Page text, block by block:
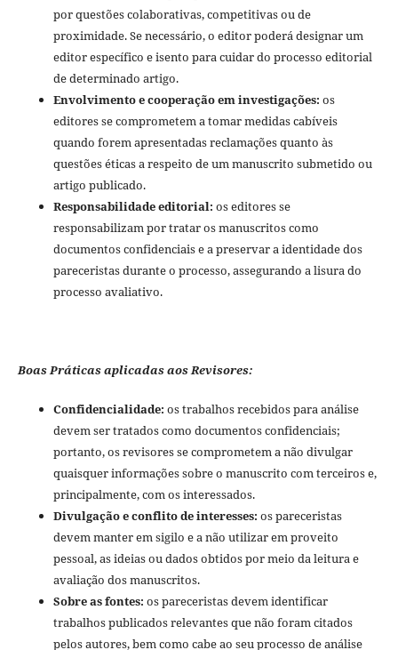
por questões colaborativas, competitivas ou de
proximidade. Se necessário, o editor poderá designar um
editor específico e isento para cuidar do processo editorial
de determinado artigo.
Envolvimento e cooperação em investigações: os
editores se comprometem a tomar medidas cabíveis
quando forem apresentadas reclamações quanto às
questões éticas a respeito de um manuscrito submetido ou
artigo publicado.
Responsabilidade editorial: os editores se
responsabilizam por tratar os manuscritos como
documentos confidenciais e a preservar a identidade dos
pareceristas durante o processo, assegurando a lisura do
processo avaliativo.
Boas Práticas aplicadas aos Revisores:
Confidencialidade: os trabalhos recebidos para análise
devem ser tratados como documentos confidenciais;
portanto, os revisores se comprometem a não divulgar
quaisquer informações sobre o manuscrito com terceiros e,
principalmente, com os interessados.
Divulgação e conflito de interesses: os pareceristas
devem manter em sigilo e a não utilizar em proveito
pessoal, as ideias ou dados obtidos por meio da leitura e
avaliação dos manuscritos.
Sobre as fontes: os pareceristas devem identificar
trabalhos publicados relevantes que não foram citados
pelos autores, bem como cabe ao seu processo de análise